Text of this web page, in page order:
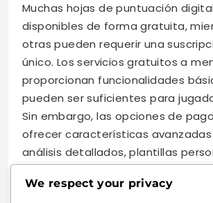
Muchas hojas de puntuación
disponibles de forma gratuita,
otras pueden requerir una
único. Los servicios gratuitos a
proporcionan funcionalidades
pueden ser suficientes para
Sin embargo, las opciones de
ofrecer características
análisis detallados, plantillas
We respect your privacy